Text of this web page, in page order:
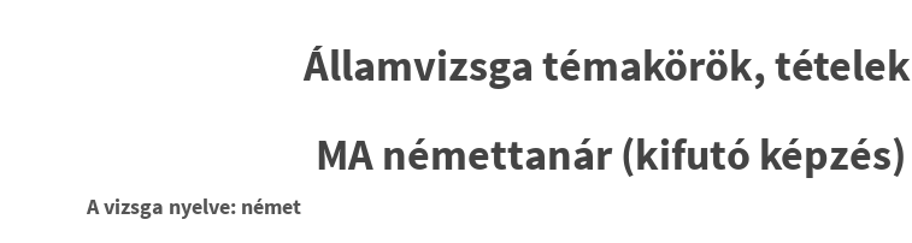
Államvizsga témakörök, tételek
MA némettanár (kifutó képzés)
A vizsga nyelve: német